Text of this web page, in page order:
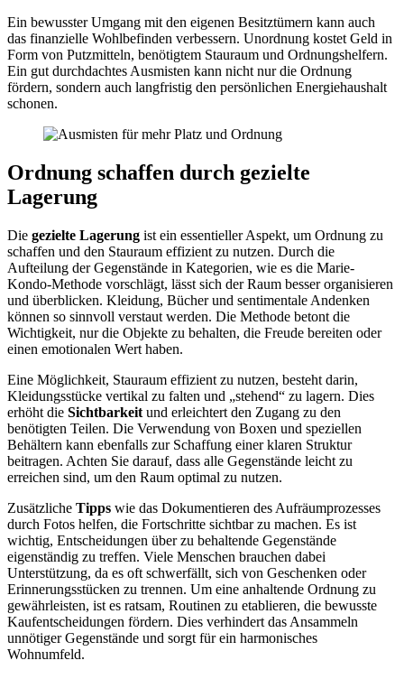
Ein bewusster Umgang mit den eigenen Besitztümern kann auch
das finanzielle Wohlbefinden verbessern. Unordnung kostet Geld in
Form von Putzmitteln, benötigtem Stauraum und Ordnungshelfern.
Ein gut durchdachtes Ausmisten kann nicht nur die Ordnung
fördern, sondern auch langfristig den persönlichen Energiehaushalt
schonen.
Ordnung schaffen durch gezielte
Lagerung
Die gezielte Lagerung ist ein essentieller Aspekt, um Ordnung zu
schaffen und den Stauraum effizient zu nutzen. Durch die
Aufteilung der Gegenstände in Kategorien, wie es die Marie-
Kondo-Methode vorschlägt, lässt sich der Raum besser organisieren
und überblicken. Kleidung, Bücher und sentimentale Andenken
können so sinnvoll verstaut werden. Die Methode betont die
Wichtigkeit, nur die Objekte zu behalten, die Freude bereiten oder
einen emotionalen Wert haben.
Eine Möglichkeit, Stauraum effizient zu nutzen, besteht darin,
Kleidungsstücke vertikal zu falten und „stehend“ zu lagern. Dies
erhöht die Sichtbarkeit und erleichtert den Zugang zu den
benötigten Teilen. Die Verwendung von Boxen und speziellen
Behältern kann ebenfalls zur Schaffung einer klaren Struktur
beitragen. Achten Sie darauf, dass alle Gegenstände leicht zu
erreichen sind, um den Raum optimal zu nutzen.
Zusätzliche Tipps wie das Dokumentieren des Aufräumprozesses
durch Fotos helfen, die Fortschritte sichtbar zu machen. Es ist
wichtig, Entscheidungen über zu behaltende Gegenstände
eigenständig zu treffen. Viele Menschen brauchen dabei
Unterstützung, da es oft schwerfällt, sich von Geschenken oder
Erinnerungsstücken zu trennen. Um eine anhaltende Ordnung zu
gewährleisten, ist es ratsam, Routinen zu etablieren, die bewusste
Kaufentscheidungen fördern. Dies verhindert das Ansammeln
unnötiger Gegenstände und sorgt für ein harmonisches
Wohnumfeld.